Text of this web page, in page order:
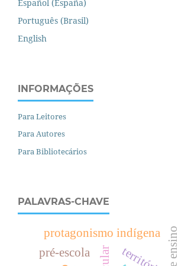
Español (España)
Português (Brasil)
English
INFORMAÇÕES
Para Leitores
Para Autores
Para Bibliotecários
PALAVRAS-CHAVE
protagonismo indígena
pré-escola